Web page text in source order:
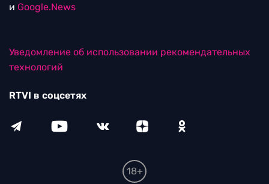
и Google.News
Уведомление об использовании рекомендательных
технологий
RTVI в соцсетях
18+